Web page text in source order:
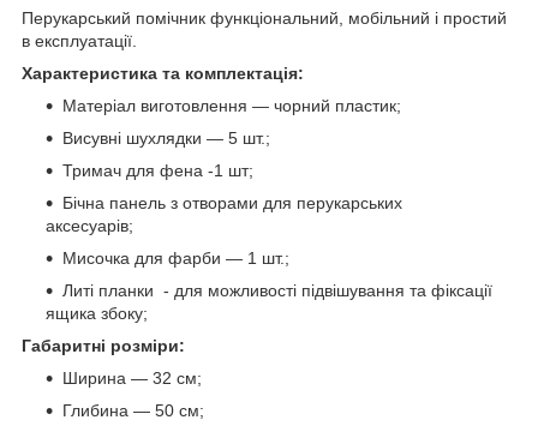
Перукарський помічник функціональний, мобільний і простий
в експлуатації.
Характеристика та комплектація:
Матеріал виготовлення — чорний пластик;
Висувні шухлядки — 5 шт.;
Тримач для фена -1 шт;
Бічна панель з отворами для перукарських
аксесуарів;
Мисочка для фарби — 1 шт.;
Литі планки - для можливості підвішування та фіксації
ящика збоку;
Габаритні розміри:
Ширина — 32 см;
Глибина — 50 см;